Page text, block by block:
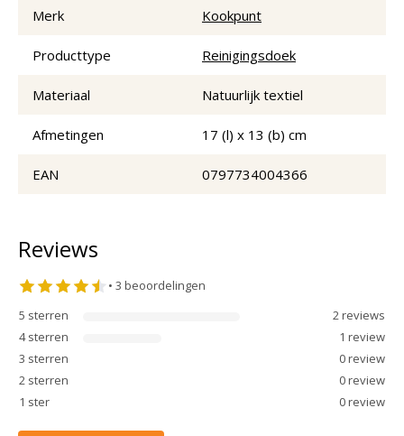
Merk Kookpunt
Producttype Reinigingsdoek
Materiaal Natuurlijk textiel
Afmetingen 17 (l) x 13 (b) cm
EAN 0797734004366
Reviews
• 3 beoordelingen
5 sterren 2 reviews
4 sterren 1 review
3 sterren 0review
2 sterren 0review
1 ster 0review